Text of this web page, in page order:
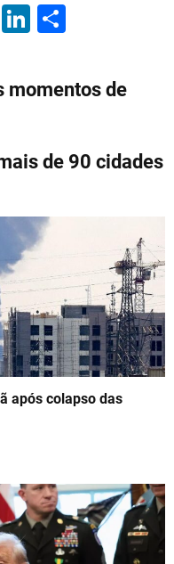
Pi Li
e
n
ar
e
momentos de
de 90 cidades
após colapso das